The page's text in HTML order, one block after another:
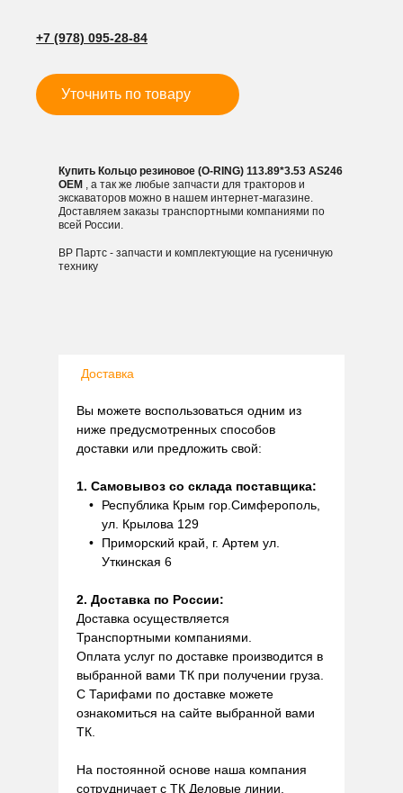
+7 (978) 095-28-84
Уточнить по товару
Купить Кольцо резиновое (O-RING) 113.89*3.53 AS246
OEM , а так же любые запчасти для тракторов и
экскаваторов можно в нашем интернет-магазине.
Доставляем заказы транспортными компаниями по
всей России.
ВР Партс - запчасти и комплектующие на гусеничную
технику
Доставка
Вы можете воспользоваться одним из
ниже предусмотренных способов
доставки или предложить свой:
1. Самовывоз со склада поставщика:
Республика Крым гор.Симферополь,
ул. Крылова 129
Приморский край, г. Артем ул.
Уткинская 6
2. Доставка по России:
Доставка осуществляется
Транспортными компаниями.
Оплата услуг по доставке производится в
выбранной вами ТК при получении груза.
С Тарифами по доставке можете
ознакомиться на сайте выбранной вами
ТК.
На постоянной основе наша компания
сотрудничает с ТК Деловые линии,